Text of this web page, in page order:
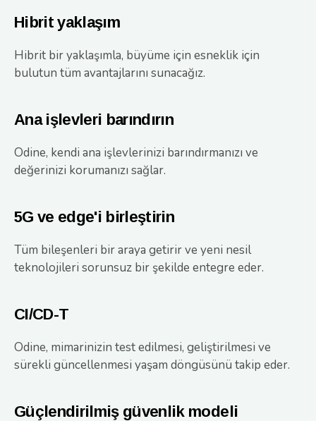
Hibrit yaklaşım
Hibrit bir yaklaşımla, büyüme için esneklik için
bulutun tüm avantajlarını sunacağız.
Ana işlevleri barındırın
Odine, kendi ana işlevlerinizi barındırmanızı ve
değerinizi korumanızı sağlar.
5G ve edge'i birleştirin
Tüm bileşenleri bir araya getirir ve yeni nesil
teknolojileri sorunsuz bir şekilde entegre eder.
CI/CD-T
Odine, mimarinizin test edilmesi, geliştirilmesi ve
sürekli güncellenmesi yaşam döngüsünü takip eder.
Güçlendirilmiş güvenlik modeli